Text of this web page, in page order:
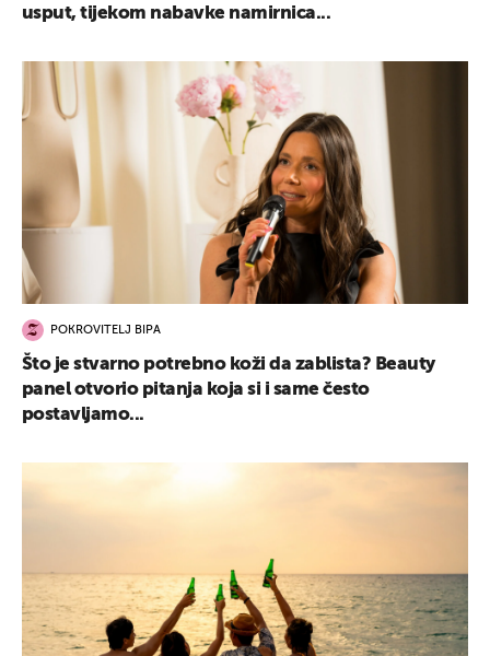
usput, tijekom nabavke namirnica...
POKROVITELJ BIPA
Što je stvarno potrebno koži da zablista? Beauty
panel otvorio pitanja koja si i same često
postavljamo...